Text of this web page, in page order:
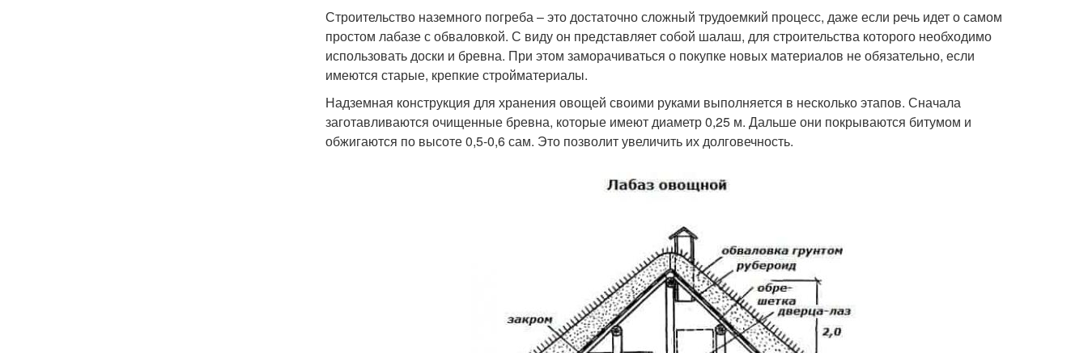
Строительство наземного погреба – это достаточно сложный трудоемкий процесс, даже если речь идет о самом
простом лабазе с обваловкой. С виду он представляет собой шалаш, для строительства которого необходимо
использовать доски и бревна. При этом заморачиваться о покупке новых материалов не обязательно, если
имеются старые, крепкие стройматериалы.
Надземная конструкция для хранения овощей своими руками выполняется в несколько этапов. Сначала
заготавливаются очищенные бревна, которые имеют диаметр 0,25 м. Дальше они покрываются битумом и
обжигаются по высоте 0,5-0,6 сам. Это позволит увеличить их долговечность.